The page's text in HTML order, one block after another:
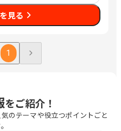
見る
1
をご紹介！
のテーマや役立つポイントごと